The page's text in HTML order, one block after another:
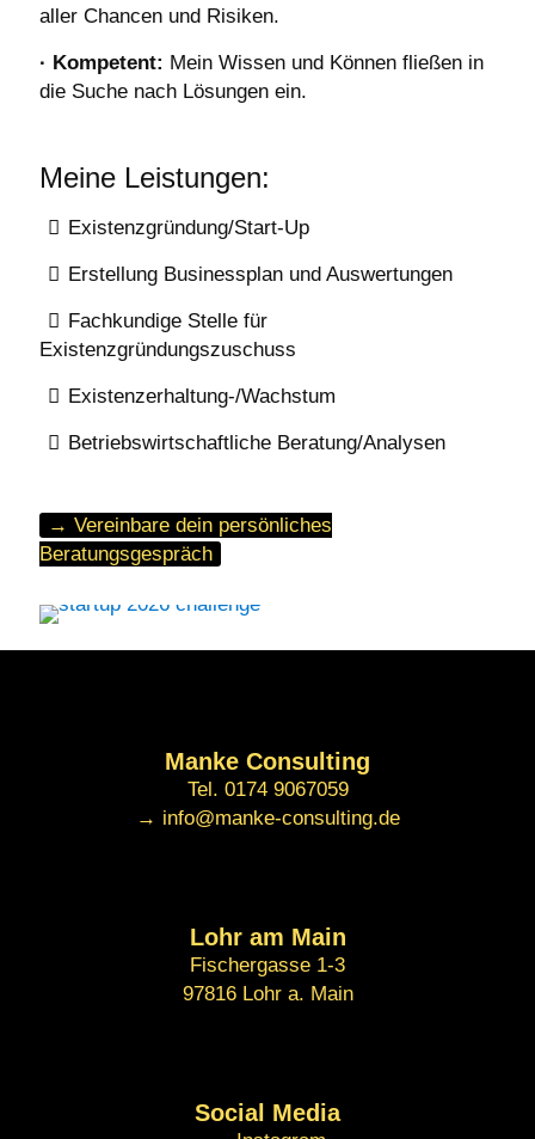
aller Chancen und Risiken.
· Kompetent: Mein Wissen und Können fließen in
die Suche nach Lösungen ein.
Meine Leistungen:
Existenzgründung/Start-Up
Erstellung Businessplan und Auswertungen
Fachkundige Stelle für
Existenzgründungszuschuss
Existenzerhaltung-/Wachstum
Betriebswirtschaftliche Beratung/Analysen
→ Vereinbare dein persönliches
Beratungsgespräch
Manke Consulting
Tel. 0174 9067059
→ info@manke-consulting.de
Lohr am Main
Fischergasse 1-3
97816 Lohr a. Main
Social Media